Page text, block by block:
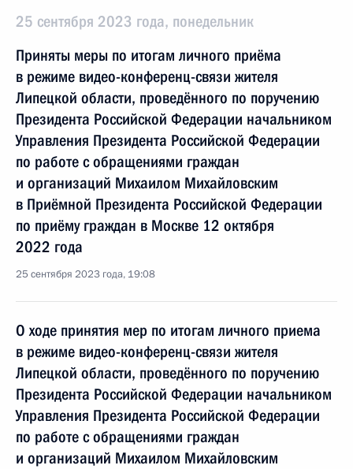
25 сентября 2023 года, понедельник
Приняты меры по итогам личного приёма
в режиме видео-конференц-связи жителя
Липецкой области, проведённого по поручению
Президента Российской Федерации начальником
Управления Президента Российской Федерации
по работе с обращениями граждан
и организаций Михаилом Михайловским
в Приёмной Президента Российской Федерации
по приёму граждан в Москве 12 октября
2022 года
25 сентября 2023 года, 19:08
О ходе принятия мер по итогам личного приема
в режиме видео-конференц-связи жителя
Липецкой области, проведённого по поручению
Президента Российской Федерации начальником
Управления Президента Российской Федерации
по работе с обращениями граждан
и организаций Михаилом Михайловским